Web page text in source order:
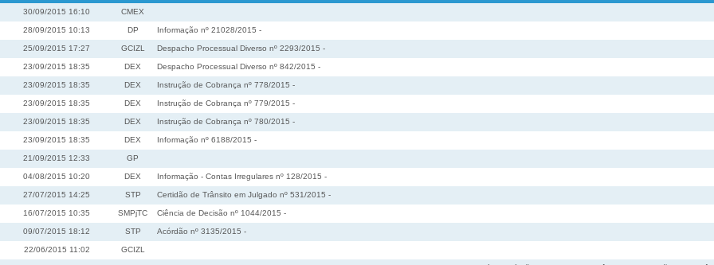
30/09/2015 16:10 CMEX
28/09/2015 10:13 DP Informação nº 21028/2015 -
25/09/2015 17:27 GCIZL Despacho Processual Diverso nº 2293/2015 -
23/09/2015 18:35 DEX Despacho Processual Diverso nº 842/2015 -
23/09/2015 18:35 DEX Instrução de Cobrança nº 778/2015 -
23/09/2015 18:35 DEX Instrução de Cobrança nº 779/2015 -
23/09/2015 18:35 DEX Instrução de Cobrança nº 780/2015 -
23/09/2015 18:35 DEX Informação nº 6188/2015 -
21/09/2015 12:33 GP
04/08/2015 10:20 DEX Informação - Contas Irregulares nº 128/2015 -
27/07/2015 14:25 STP Certidão de Trânsito em Julgado nº 531/2015 -
16/07/2015 10:35 SMPjTC Ciência de Decisão nº 1044/2015 -
09/07/2015 18:12 STP Acórdão nº 3135/2015 -
22/06/2015 11:02 GCIZL